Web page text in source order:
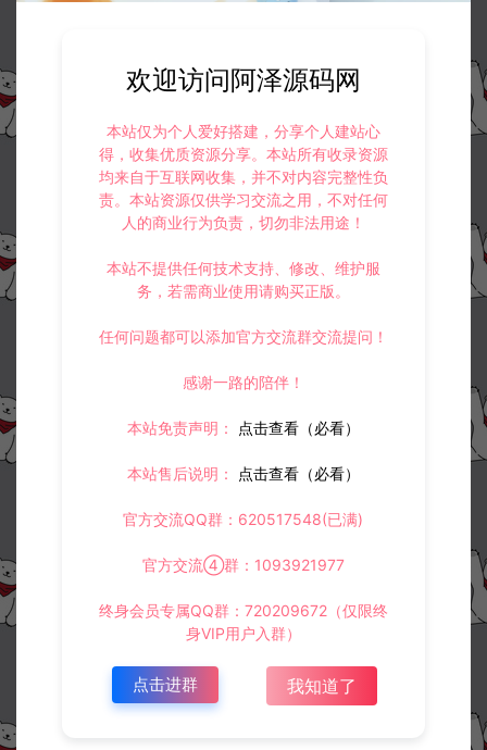
©版权免责声明
若您需要商业运营或用于其他商业活动，请您购买正版授权并合法
使用。
如果本站有侵犯、不妥之处的资源，请在网站右边客服联系我们。
将会第一时间解决！
本站提供的所有资源仅供参考学习使用，不存在任何商业目的与商
业用途，请大家不要用于商用！
游戏源码
MT3换皮MH【岁月西游】全套源码
冷雨泽ღ 默认解压密码：www.lyzwlkj.vip 复
仙梦奇缘-完整全套服务端源码+客户端源码+策划文档+服务端编译视频教程
下一篇：
常见问题
欢迎访问阿泽源码网
本站仅为个人爱好搭建，分享个人建站心
得，收集优质资源分享。本站所有收录资源
均来自于互联网收集，并不对内容完整性负
责。本站资源仅供学习交流之用，不对任何
人的商业行为负责，切勿非法用途！
本站不提供任何技术支持、修改、维护服
务，若需商业使用请购买正版。
任何问题都可以添加官方交流群交流提问！
感谢一路的陪伴！
本站免责声明： 点击查看（必看）
本站售后说明： 点击查看（必看）
官方交流QQ群：620517548(已满)
官方交流④群：1093921977
终身会员专属QQ群：720209672（仅限终
身VIP用户入群）
点击进群 我知道了